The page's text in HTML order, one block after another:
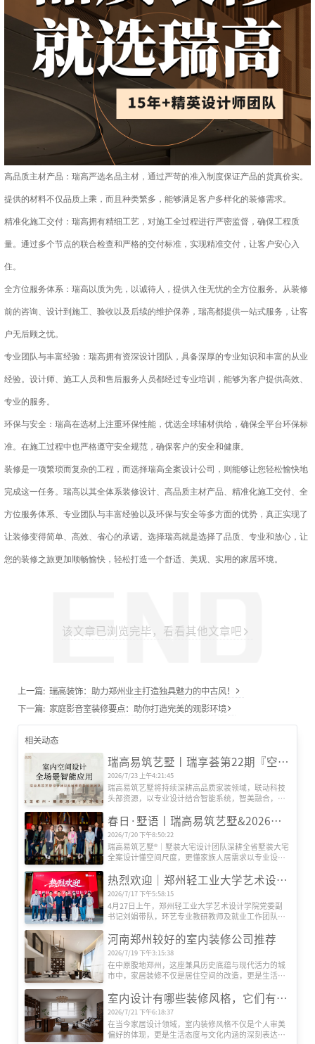
高品质主材产品：瑞高严选名品主材，通过严苛的准入制度保证产品的货真价实。
提供的材料不仅品质上乘，而且种类繁多，能够满足客户多样化的装修需求。
精准化施工交付：瑞高拥有精细工艺，对施工全过程进行严密监督，确保工程质
量。通过多个节点的联合检查和严格的交付标准，实现精准交付，让客户安心入
住。
全方位服务体系：瑞高以质为先，以诚待人，提供入住无忧的全方位服务。从装修
前的咨询、设计到施工、验收以及后续的维护保养，瑞高都提供一站式服务，让客
户无后顾之忧。
专业团队与丰富经验：瑞高拥有资深设计团队，具备深厚的专业知识和丰富的从业
经验。设计师、施工人员和售后服务人员都经过专业培训，能够为客户提供高效、
专业的服务。
环保与安全：瑞高在选材上注重环保性能，优选全球辅材供给，确保全平台环保标
准。在施工过程中也严格遵守安全规范，确保客户的安全和健康。
装修是一项繁琐而复杂的工程，而选择瑞高全案设计公司，则能够让您轻松愉快地
完成这一任务。瑞高以其全体系装修设计、高品质主材产品、精准化施工交付、全
方位服务体系、专业团队与丰富经验以及环保与安全等多方面的优势，真正实现了
让装修变得简单、高效、省心的承诺。选择瑞高就是选择了品质、专业和放心，让
您的装修之旅更加顺畅愉快，轻松打造一个舒适、美观、实用的家居环境。
该文章已浏览完毕，看看其他文章吧
上一篇: 瑞高装饰：助力郑州业主打造独具魅力的中古风！
下一篇: 家庭影音室装修要点：助你打造完美的观影环境
相关动态
瑞高易筑艺墅丨瑞享荟第22期『空间智能场景』研发会圆满举办
2026/7/23 上午4:21:45
瑞高易筑艺墅将持续深耕高品质家装领域，联动科技
头部资源，以专业设计结合智能系统，智美融合，打
春日·墅语丨瑞高易筑艺墅&2026墅装大宅美学设计交流体验会
2026/7/20 下午8:50:22
瑞高易筑艺墅®｜墅装大宅设计团队深耕全省墅装大宅
全案设计懂空间尺度，更懂家族人居需求以专业设计
合，为每一位业主定制专属的墅装大宅方案。
热烈欢迎｜郑州轻工业大学艺术设计学院刘副书记一行莅临瑞高易筑艺墅考察指导
2026/7/17 下午5:58:15
4月27日上午，郑州轻工业大学艺术设计学院党委副
书记刘娟带队，环艺专业教研教师及就业工作团队一
炬斌、郑州轻工业大学优秀毕业生代表、瑞高艺墅高
级主任设计师邵天鹏热情接待并陪同座谈。
河南郑州较好的室内装修公司推荐
2026/7/19 下午3:15:38
在中原腹地郑州，这座兼具历史底蕴与现代活力的城
市中，家居装修不仅是居住空间的改造，更是生活品
择一家既能满足个性化需求，又能提供专业服务的装
修公司，成为许多业主关注的焦点。在众多装饰公司
中，河南瑞高装饰凭借其独特的设计理念、精湛的施
工工艺和贴心的服务体系，逐渐在郑州装修市场占据
一席之地。本文将深入剖析瑞高装饰的核心竞争力，
室内设计有哪些装修风格，它们有什么特色
2026/7/21 下午6:18:37
在当今家居设计领域，室内装修风格不仅是个人审美
偏好的体现，更是生活态度与文化内涵的深刻表达。